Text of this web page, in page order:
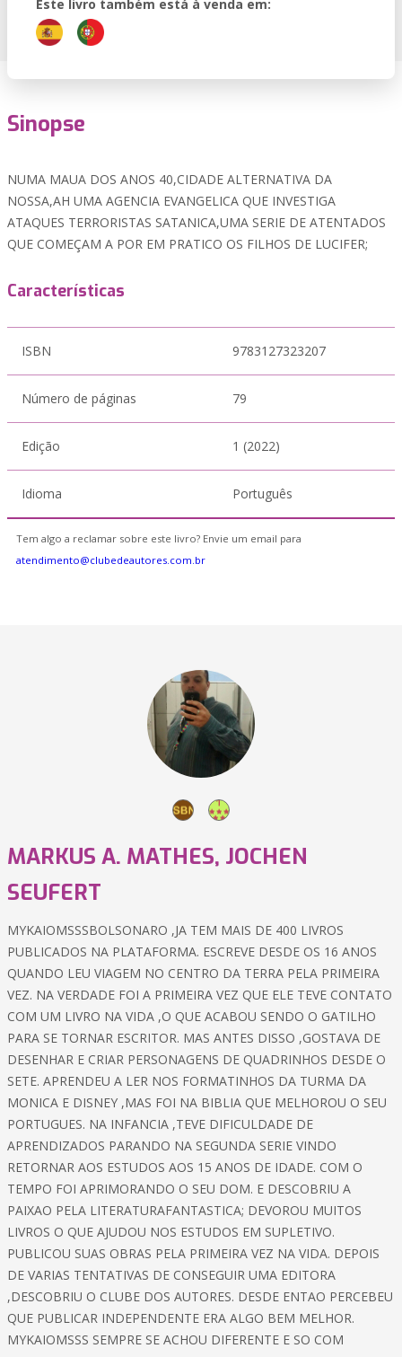
Este livro também está à venda em:
Sinopse
NUMA MAUA DOS ANOS 40,CIDADE ALTERNATIVA DA
NOSSA,AH UMA AGENCIA EVANGELICA QUE INVESTIGA
ATAQUES TERRORISTAS SATANICA,UMA SERIE DE ATENTADOS
QUE COMEÇAM A POR EM PRATICO OS FILHOS DE LUCIFER;
Características
ISBN 9783127323207
Número de páginas 79
Edição 1 (2022)
Idioma Português
Tem algo a reclamar sobre este livro? Envie um email para
atendimento@clubedeautores.com.br
MARKUS A. MATHES, JOCHEN
SEUFERT
MYKAIOMSSSBOLSONARO ,JA TEM MAIS DE 400 LIVROS
PUBLICADOS NA PLATAFORMA. ESCREVE DESDE OS 16 ANOS
QUANDO LEU VIAGEM NO CENTRO DA TERRA PELA PRIMEIRA
VEZ. NA VERDADE FOI A PRIMEIRA VEZ QUE ELE TEVE CONTATO
COM UM LIVRO NA VIDA ,O QUE ACABOU SENDO O GATILHO
PARA SE TORNAR ESCRITOR. MAS ANTES DISSO ,GOSTAVA DE
DESENHAR E CRIAR PERSONAGENS DE QUADRINHOS DESDE O
SETE. APRENDEU A LER NOS FORMATINHOS DA TURMA DA
MONICA E DISNEY ,MAS FOI NA BIBLIA QUE MELHOROU O SEU
PORTUGUES. NA INFANCIA ,TEVE DIFICULDADE DE
APRENDIZADOS PARANDO NA SEGUNDA SERIE VINDO
RETORNAR AOS ESTUDOS AOS 15 ANOS DE IDADE. COM O
TEMPO FOI APRIMORANDO O SEU DOM. E DESCOBRIU A
PAIXAO PELA LITERATURAFANTASTICA; DEVOROU MUITOS
LIVROS O QUE AJUDOU NOS ESTUDOS EM SUPLETIVO.
PUBLICOU SUAS OBRAS PELA PRIMEIRA VEZ NA VIDA. DEPOIS
DE VARIAS TENTATIVAS DE CONSEGUIR UMA EDITORA
,DESCOBRIU O CLUBE DOS AUTORES. DESDE ENTAO PERCEBEU
QUE PUBLICAR INDEPENDENTE ERA ALGO BEM MELHOR.
MYKAIOMSSS SEMPRE SE ACHOU DIFERENTE E SO COM